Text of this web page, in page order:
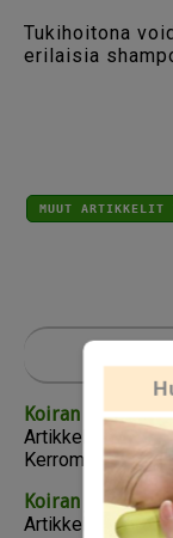
Tukihoitona
erilaisia
MUUT ARTIKKELIT
Koiran
Artikkeli
Kerromme myös,
Koiran
Artikkeli kertoo